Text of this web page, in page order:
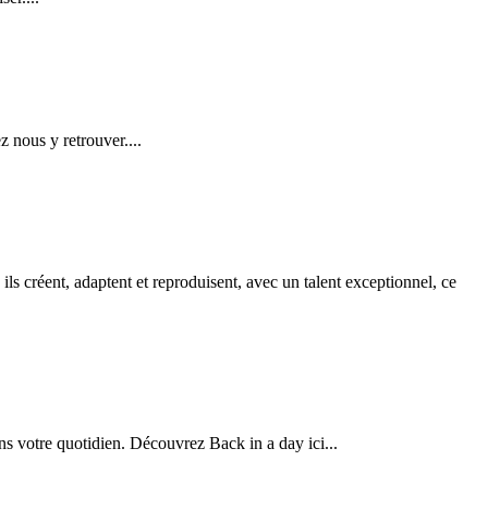
nous y retrouver....
créent, adaptent et reproduisent, avec un talent exceptionnel, ce
votre quotidien. Découvrez Back in a day ici...